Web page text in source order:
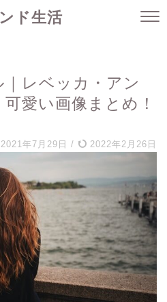
ド生活
レベッカ・アン
愛い画像まとめ！
2021年7月29日 / 2022年2月26日